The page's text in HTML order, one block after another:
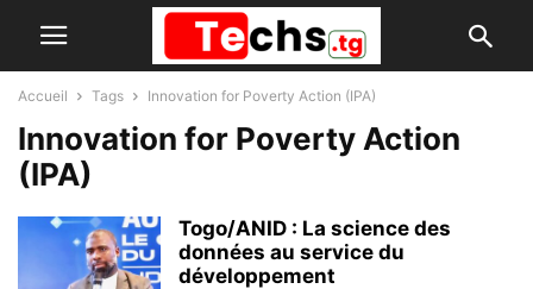
Accueil Tags Innovation for Poverty Action (IPA)
Innovation for Poverty Action
(IPA)
Togo/ANID : La science des
données au service du
développement